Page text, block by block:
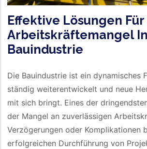
Effektive Lösungen Für
Arbeitskräftemangel
Bauindustrie
Die Bauindustrie ist ein dynamisches
ständig weiterentwickelt und neue
mit sich bringt. Eines der
der Mangel an zuverlässigen
Verzögerungen oder Komplikationen
erfolgreichen Durchführung von